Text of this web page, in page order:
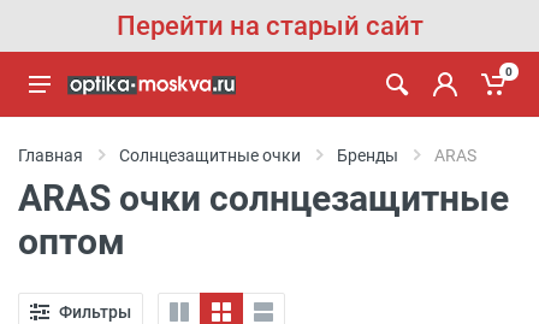
Перейти на старый сайт
0
Главная Солнцезащитные очки Бренды ARAS
ARAS очки солнцезащитные
оптом
Фильтры